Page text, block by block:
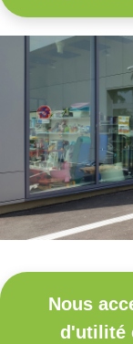
Nous
d'utilité